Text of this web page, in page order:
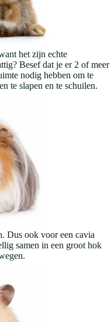
het zijn echte
Besef dat je er 2 of meer
nodig hebben om te
te slapen en te schuilen.
Dus ook voor een cavia
samen in een groot hok